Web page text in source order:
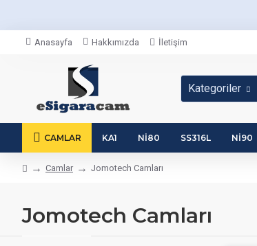
Anasayfa Hakkımızda İletişim
Kategoriler
CAMLAR KA1 NI80 SS316L NI90
Camlar Jomotech Camları
Jomotech Camları